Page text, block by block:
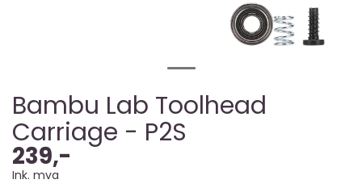
Bambu Lab Toolhead
Carriage - P2S
239,-
Ink. mva